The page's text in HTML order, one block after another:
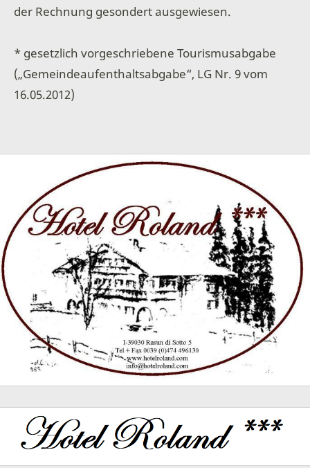
der Rechnung gesondert ausgewiesen.
* gesetzlich vorgeschriebene Tourismusabgabe
(„Gemeindeaufenthaltsabgabe“, LG Nr. 9 vom
16.05.2012)